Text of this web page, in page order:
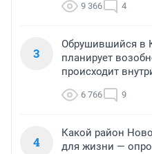
9 366 4
3
Обрушившийся в
планирует
происходит
6 766 9
4
Какой район
для жизни —